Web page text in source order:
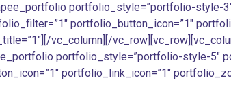
portfolio_style=”portfolio-style-
portfolio_button_icon=”1″
vc_column][/
portfolio_style=”portfolio-style-5″
portfolio_link_icon=”1″